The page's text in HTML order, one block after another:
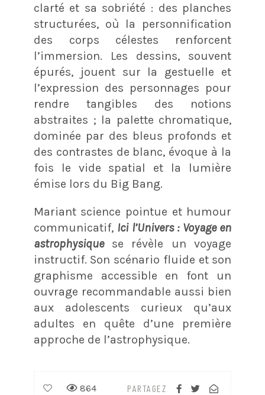
clarté et sa sobriété : des planches
structurées, où la personnification
des corps célestes renforcent
l’immersion. Les dessins, souvent
épurés, jouent sur la gestuelle et
l’expression des personnages pour
rendre tangibles des notions
abstraites ; la palette chromatique,
dominée par des bleus profonds et
des contrastes de blanc, évoque à la
fois le vide spatial et la lumière
émise lors du Big Bang.
Mariant science pointue et humour
communicatif, Ici l’Univers : Voyage en
astrophysiquese révèle un voyage
instructif. Son scénario fluide et son
graphisme accessible en font un
ouvrage recommandable aussi bien
aux adolescents curieux qu’aux
adultes en quête d’une première
approche de l’astrophysique.
PARTAGEZ
864